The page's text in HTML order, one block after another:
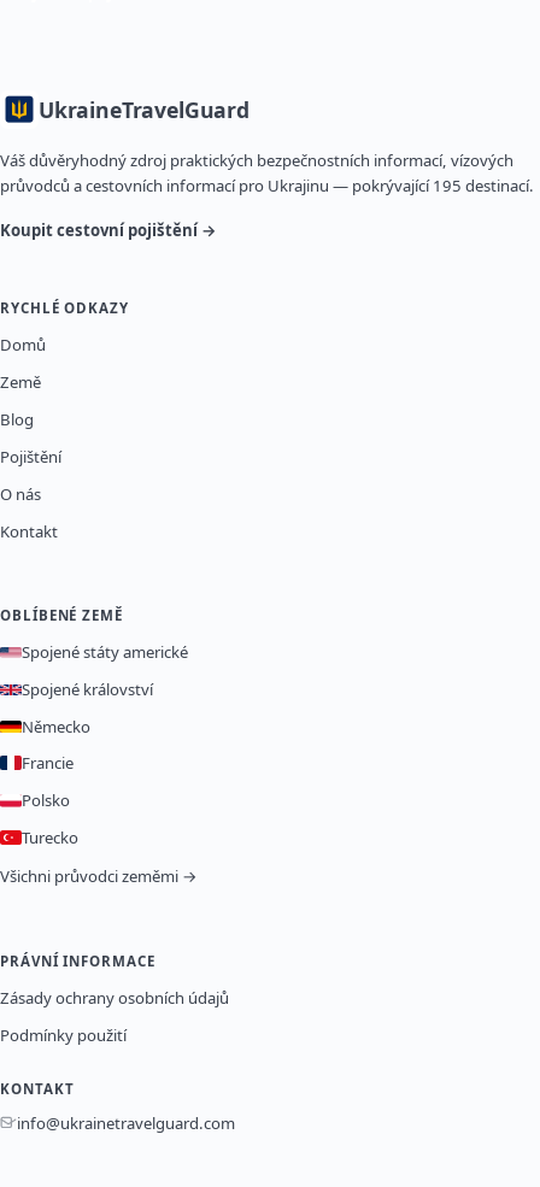
UkraineTravelGuard
Váš důvěryhodný zdroj praktických bezpečnostních informací, vízových
průvodců a cestovních informací pro Ukrajinu — pokrývající 195 destinací.
Koupit cestovní pojištění →
RYCHLÉ ODKAZY
Domů
Země
Blog
Pojištění
O nás
Kontakt
OBLÍBENÉ ZEMĚ
Spojené státy americké
Spojené království
Německo
Francie
Polsko
Turecko
Všichni průvodci zeměmi →
PRÁVNÍ INFORMACE
Zásady ochrany osobních údajů
Podmínky použití
KONTAKT
info@ukrainetravelguard.com